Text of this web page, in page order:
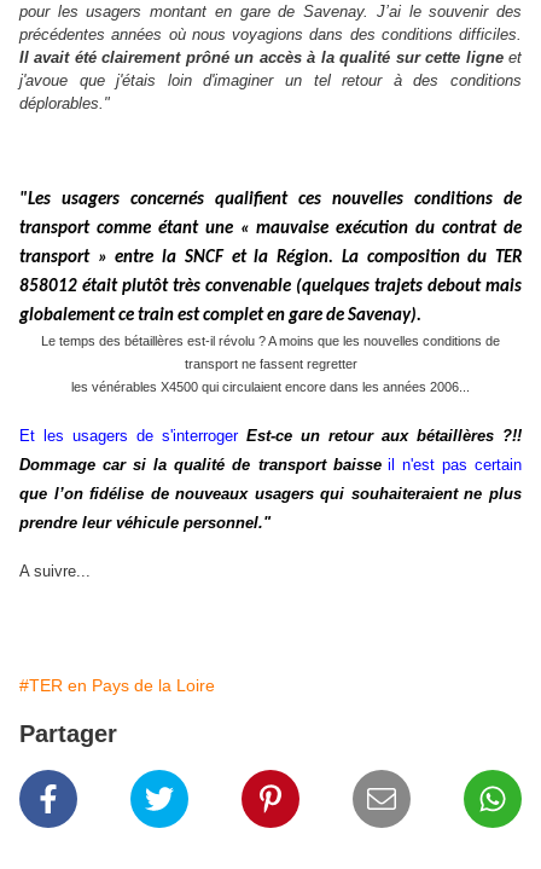
pour les usagers montant en gare de Savenay. J’ai le souvenir des
précédentes années où nous voyagions dans des conditions difficiles.
Il avait été clairement prôné un accès à la qualité sur cette ligneet
j'avoue que j'étais loin d'imaginer un tel retour à des conditions
déplorables."
"Les usagers concernés qualifient ces nouvelles conditions de
transport comme étant une « mauvaise exécution du contrat de
transport » entre la SNCF et la Région. La composition du TER
858012 était plutôt très convenable (quelques trajets debout mais
globalement ce train est complet en gare de Savenay).
Le temps des bétaillères est-il révolu ? A moins que les nouvelles conditions de
transport ne fassent regretter
les vénérables X4500 qui circulaient encore dans les années 2006...
Et les usagers de s'interroger Est-ce un retour aux bétaillères ?!!
Dommage car si la qualité de transport baisse il n'est pas certain
que l’on fidélise de nouveaux usagers qui souhaiteraient ne plus
prendre leur véhicule personnel."
A suivre...
#TER en Pays de la Loire
Partager